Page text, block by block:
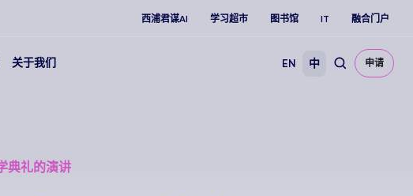
西浦君谋AI 学习超市 图书馆 IT 融合门户
关于我们 EN 中 申请
典礼的演讲